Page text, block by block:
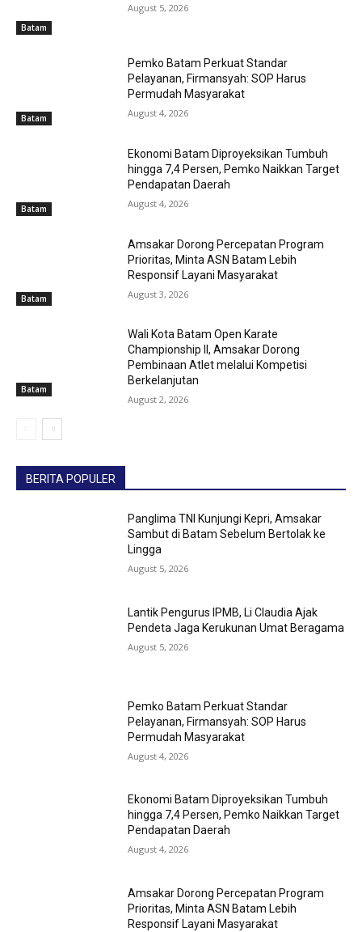
Batam
August 5, 2026
Batam
Pemko Batam Perkuat Standar
Pelayanan, Firmansyah: SOP Harus
Permudah Masyarakat
August 4, 2026
Batam
Ekonomi Batam Diproyeksikan Tumbuh
hingga 7,4 Persen, Pemko Naikkan Target
Pendapatan Daerah
August 4, 2026
Batam
Amsakar Dorong Percepatan Program
Prioritas, Minta ASN Batam Lebih
Responsif Layani Masyarakat
August 3, 2026
Batam
Wali Kota Batam Open Karate
Championship II, Amsakar Dorong
Pembinaan Atlet melalui Kompetisi
Berkelanjutan
August 2, 2026
BERITA POPULER
Panglima TNI Kunjungi Kepri, Amsakar
Sambut di Batam Sebelum Bertolak ke
Lingga
August 5, 2026
Lantik Pengurus IPMB, Li Claudia Ajak
Pendeta Jaga Kerukunan Umat Beragama
August 5, 2026
Pemko Batam Perkuat Standar
Pelayanan, Firmansyah: SOP Harus
Permudah Masyarakat
August 4, 2026
Ekonomi Batam Diproyeksikan Tumbuh
hingga 7,4 Persen, Pemko Naikkan Target
Pendapatan Daerah
August 4, 2026
Amsakar Dorong Percepatan Program
Prioritas, Minta ASN Batam Lebih
Responsif Layani Masyarakat